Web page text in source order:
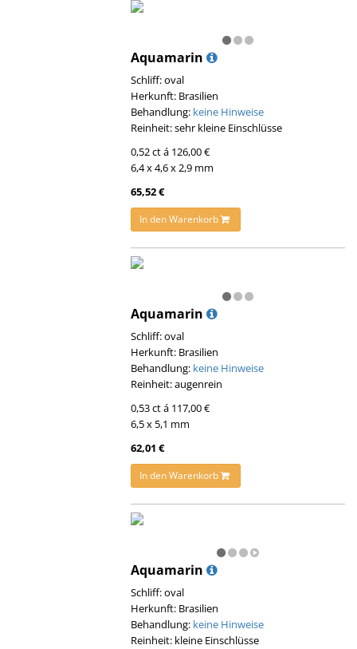
Aquamarin
Schliff: oval
Herkunft: Brasilien
Behandlung: keine Hinweise
Reinheit: sehr kleine Einschlüsse
0,52 ct á 126,00 €
6,4 x 4,6 x 2,9 mm
65,52 €
In den Warenkorb
Aquamarin
Schliff: oval
Herkunft: Brasilien
Behandlung: keine Hinweise
Reinheit: augenrein
0,53 ct á 117,00 €
6,5 x 5,1 mm
62,01 €
In den Warenkorb
Aquamarin
Schliff: oval
Herkunft: Brasilien
Behandlung: keine Hinweise
Reinheit: kleine Einschlüsse